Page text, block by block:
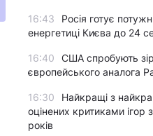
16:43
Росія готує
енергетиці Києва до 24
16:40
США спробують
європейського аналога
16:30
Найкращі з
оцінених критиками ігор
років